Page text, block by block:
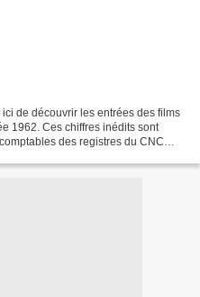
ici de découvrir les entrées des films
1962. Ces chiffres inédits sont
des registres du CNC